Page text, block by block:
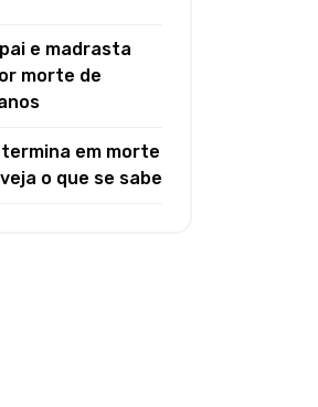
e madrasta
morte de
em morte
o que se sabe